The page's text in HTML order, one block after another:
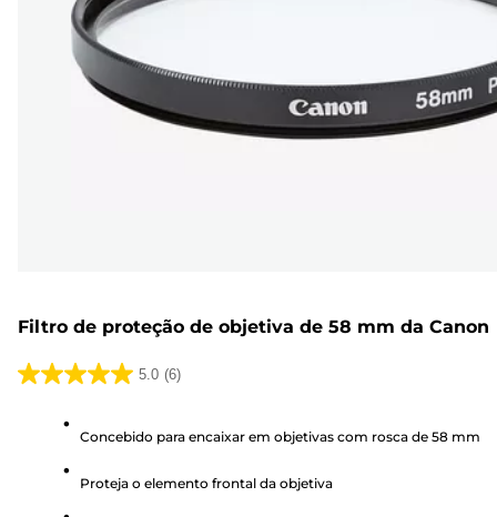
Filtro de proteção de objetiva de 58 mm da Canon
5.0 (6)
5.0
estrelas.
Concebido para encaixar em objetivas com rosca de 58 mm
Proteja o elemento frontal da objetiva